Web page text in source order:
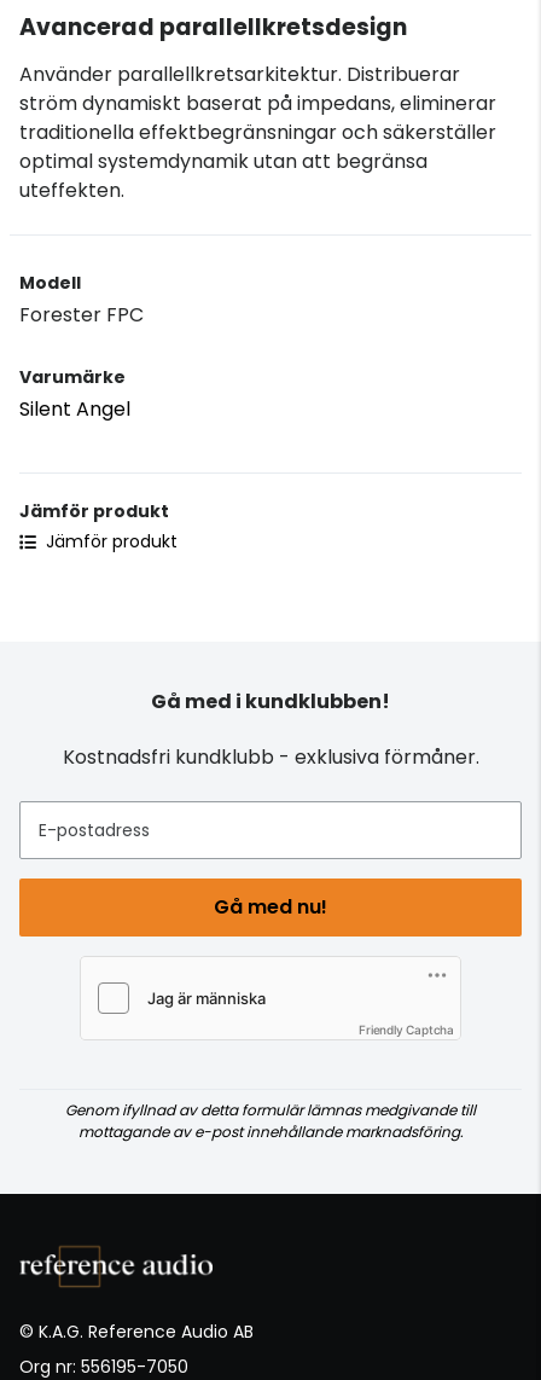
Avancerad parallellkretsdesign
Använder parallellkretsarkitektur. Distribuerar
ström dynamiskt baserat på impedans, eliminerar
traditionella effektbegränsningar och säkerställer
optimal systemdynamik utan att begränsa
uteffekten.
Modell
Forester FPC
Varumärke
Silent Angel
Jämför produkt
Jämför produkt
Gå med i kundklubben!
Kostnadsfri kundklubb - exklusiva förmåner.
E-postadress
Gå med nu!
Friendly Captcha
Genom ifyllnad av detta formulär lämnas medgivande till
mottagande av e-post innehållande marknadsföring.
© K.A.G. Reference Audio AB
Org nr: 556195-7050